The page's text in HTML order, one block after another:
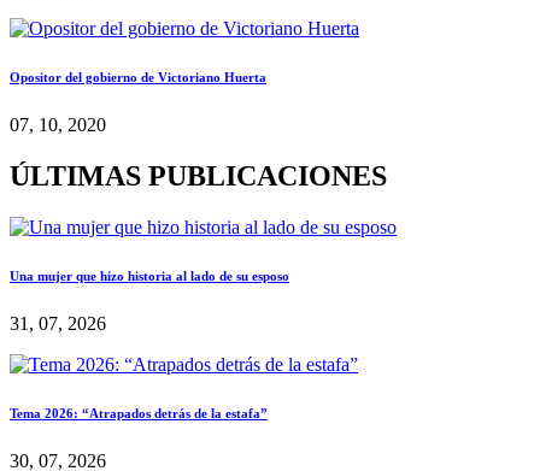
Opositor del gobierno de Victoriano Huerta
07, 10, 2020
ÚLTIMAS PUBLICACIONES
Una mujer que hizo historia al lado de su esposo
31, 07, 2026
Tema 2026: “Atrapados detrás de la estafa”
30, 07, 2026